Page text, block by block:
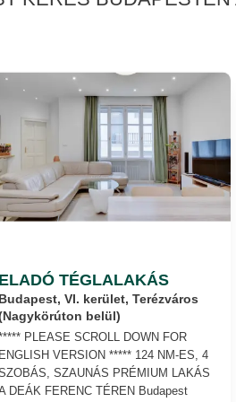
ELADÓ TÉGLALAKÁS
Budapest, VI. kerület, Terézváros
belül)
PLEASE SCROLL DOWN FOR
ENGLISH VERSION ***** 124 NM-ES, 4
SZAUNÁS PRÉMIUM LAKÁS
DEÁK FERENC TÉREN Budapest